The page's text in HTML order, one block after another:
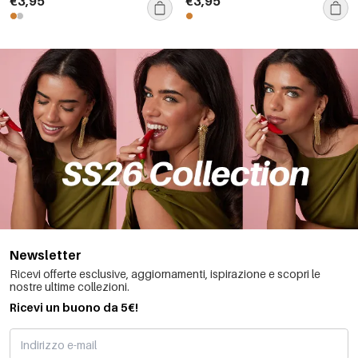
Newsletter
Ricevi offerte esclusive, aggiornamenti, ispirazione e scopri le
nostre ultime collezioni.
Ricevi un buono da 5€!